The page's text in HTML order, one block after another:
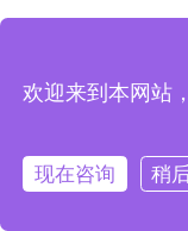
预约演示
欢迎来到本网站
现在咨询 稍